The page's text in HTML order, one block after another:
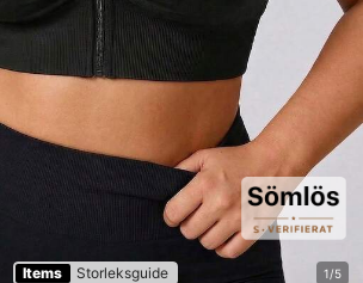
Items Storleksguide 1/5